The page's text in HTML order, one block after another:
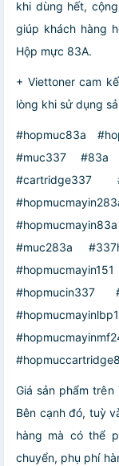
khi dùng hết,
giúp khách hàng
Hộp mực 83A.
+ Viettoner cam
lòng khi sử dụng
#hopmuc83a
#muc337 #83a
#cartridge337
#muc283a
#hopmucin337
Giá sản phẩm
Bên cạnh đó, tuỳ
hàng mà có thể
chuyển, phụ phí